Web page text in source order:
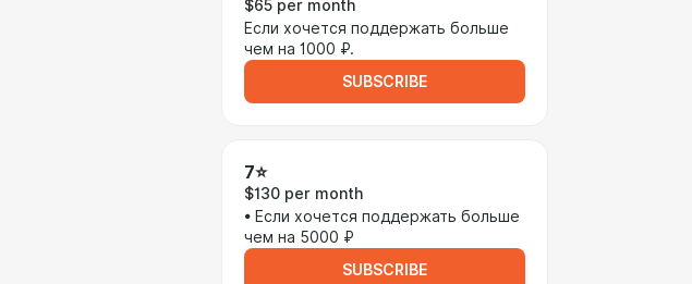
$65 per month
Если хочется поддержать больше
чем на 1000 ₽.
SUBSCRIBE
7⭐
$130 per month
• Если хочется поддержать больше
чем на 5000 ₽
SUBSCRIBE